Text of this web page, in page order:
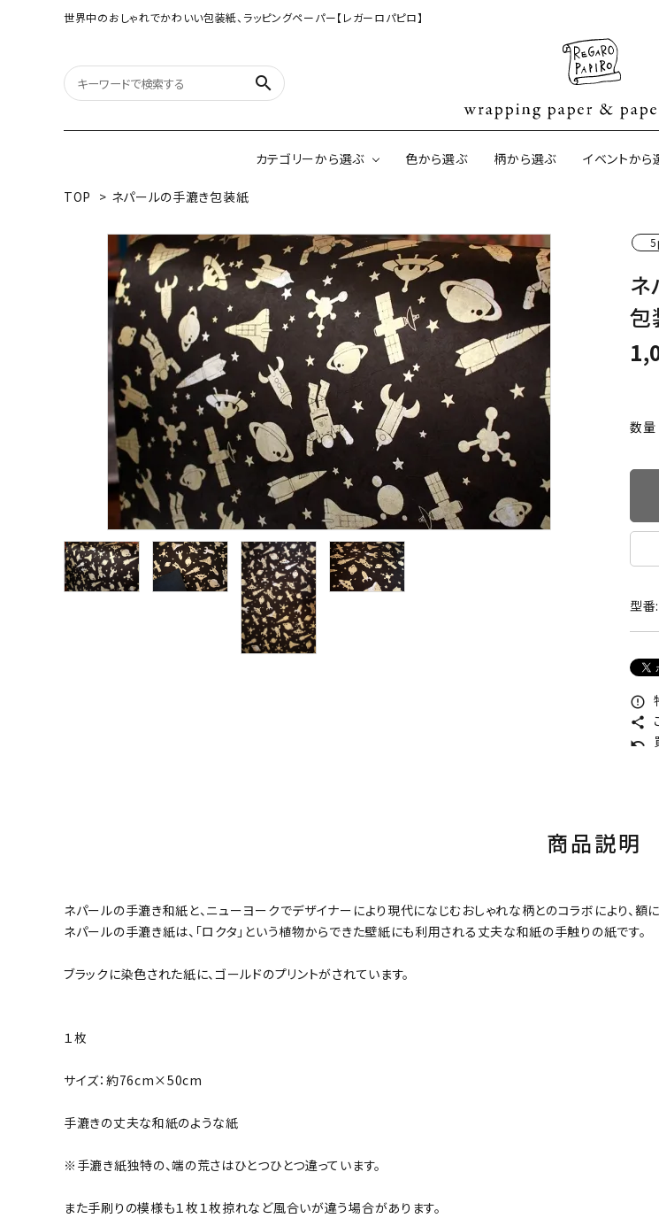
世界中のおしゃれでかわいい包装紙、ラッピングペーパー【レガーロパピロ】
search
カテゴリーから選ぶ
オリジナル包装紙
（A3相当サイズ）
【大判サイズ】オリジナル包装紙 和紙の包装紙(CAGWA
ネパールの手漉き包装紙
インドのハンドプリントコットン
ペーパー
イギリスのモダン包装紙
ボタニカルダブルサイド包装紙 韓国のデザインペーパー 日本のペーパーブランド
色から選ぶ 柄から選ぶ イベントから
TOP > ネパールの手漉き包装紙
ネ
包
数量
型番:
error_outline
share
undo
商品説明
ネパールの手漉き和紙と、ニューヨークでデザイナーにより現代になじむおしゃれな柄とのコラボにより、
ネパールの手漉き紙は、「ロクタ」という植物からできた壁紙にも利用される丈夫な和紙の手触りの紙です。
ブラックに染色された紙に、ゴールドのプリントがされています。
１枚
サイズ：約76cm×50cm
手漉きの丈夫な和紙のような紙
※手漉き紙独特の、端の荒さはひとつひとつ違っています。
また手刷りの模様も１枚１枚掠れなど風合いが違う場合があります。